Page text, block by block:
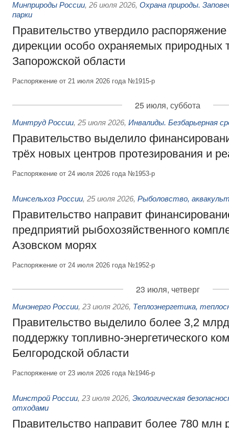
Минприроды России, 26 июля 2026, Охрана природы.
парки
Правительство утвердило
дирекции особо охраняемых природных
Запорожской области
Распоряжение от 21 июля 2026 года №1915-р
25 июля, суббота
Минтруд России, 25 июля 2026, Инвалиды. Безбарьерная
Правительство выделило
трёх новых центров протезирования и
Распоряжение от 24 июля 2026 года №1953-р
Минсельхоз России, 25 июля 2026, Рыболовство,
Правительство направит
предприятий рыбохозяйственного
Азовском морях
Распоряжение от 24 июля 2026 года №1952-р
23 июля, четверг
Минэнерго России, 23 июля 2026, Теплоэнергетика,
Правительство выделило более 3,2
поддержку топливно-энергетического
Белгородской области
Распоряжение от 23 июля 2026 года №1946-р
Минстрой России, 23 июля 2026, Экологическая
отходами
Правительство направит более 780 млн